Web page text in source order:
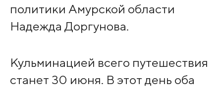
политики Амурской области
Надежда Доргунова.
Кульминацией всего путешествия
станет 30 июня. В этот день оба